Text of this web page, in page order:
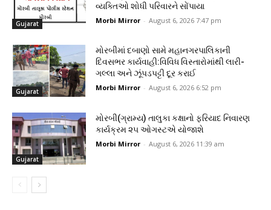
Gujarat
વ્યક્તિઓ શોધી પરિવારને સોંપાયા
Morbi Mirror - August 6, 2026 7:47 pm
Gujarat
મોરબીમાં દબાણો સામે મહાનગરપાલિકાની
દિવસભર કાર્યવાહી:વિવિધ વિસ્તારોમાંથી લારી-
ગલ્લા અને ઝૂંપડપટ્ટી દૂર કરાઈ
Morbi Mirror - August 6, 2026 6:52 pm
Gujarat
મોરબી(ગ્રામ્ય) તાલુકા કક્ષાનો ફરિયાદ નિવારણ
કાર્યક્રમ ૨૫ ઓગસ્ટએ યોજાશે
Morbi Mirror - August 6, 2026 11:39 am